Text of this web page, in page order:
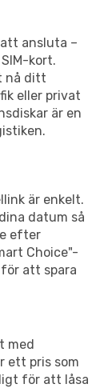
ansluta –
kort.
nå ditt
eller privat
är en
är enkelt.
datum så
efter
Choice"-
att spara
med
ett pris som
för att låsa